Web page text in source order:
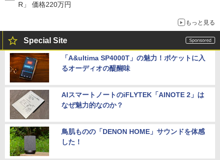
R」 価格220万円
もっと見る
Special Site
「A&ultima SP4000T」の魅力！ポケットに入
るオーディオの醍醐味
AIスマートノートのiFLYTEK「AINOTE 2」は
なぜ魅力的なのか？
鳥肌ものの「DENON HOME」サウンドを体感
した！